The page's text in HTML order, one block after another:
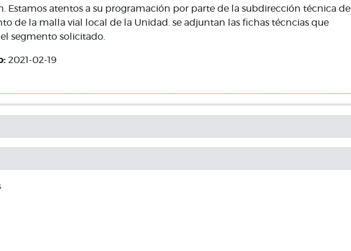
Estamos atentos a su programación por parte de la subdirección técnica de
de la malla vial local de la Unidad. se adjuntan las fichas técncias que
segmento solicitado.
2021-02-19